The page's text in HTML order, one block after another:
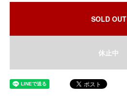
SOLD OUT
休止中